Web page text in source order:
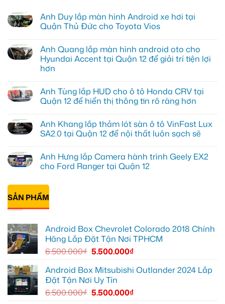
Anh Duy lắp màn hình Android xe hơi tại
Quận Thủ Đức cho Toyota Vios
bình
luận
ở
Anh
màn
hình
Android
tại
Quận
Thủ
Toyota
Vios
Anh Quang lắp màn hình android oto cho
Hyundai Accent tại Quận 12 để giải trí tiện lợi
hơn
bình
luận
ở
lắp
màn
hình
cho
Hyundai
Accent
Quận
để
giải
trí
hơn
Anh Tùng lắp HUD cho ô tô Honda CRV tại
Quận 12 để hiển thị thông tin rõ ràng hơn
bình
luận
ở
lắp
HUD
cho
tô
Honda
CRV
tại
Quận
hiển
thị
thông
tin
hơn
Anh Khang lắp thảm lót sàn ô tô VinFast Lux
SA2.0 tại Quận 12 để nội thất luôn sạch sẽ
bình
luận
ở
Khang
thảm
lót
sàn
VinFast
Lux
SA2.0
tại
Quận
nội
thất
sạch
Anh Hưng lắp Camera hành trình Geely EX2
cho Ford Ranger tại Quận 12
có
luận
ở
Anh
Camera
hành
trình
Geely
EX2
Ford
Ranger
tại
Quận
SẢN PHẨM
Android Box Chevrolet Colorado 2018 Chính
Hãng Lắp Đặt Tận Nơi TPHCM
6.500.000₫ 5.500.000₫
Android Box Mitsubishi Outlander 2024 Lắp
Đặt Tận Nơi Uy Tín
6.500.000₫ 5.500.000₫